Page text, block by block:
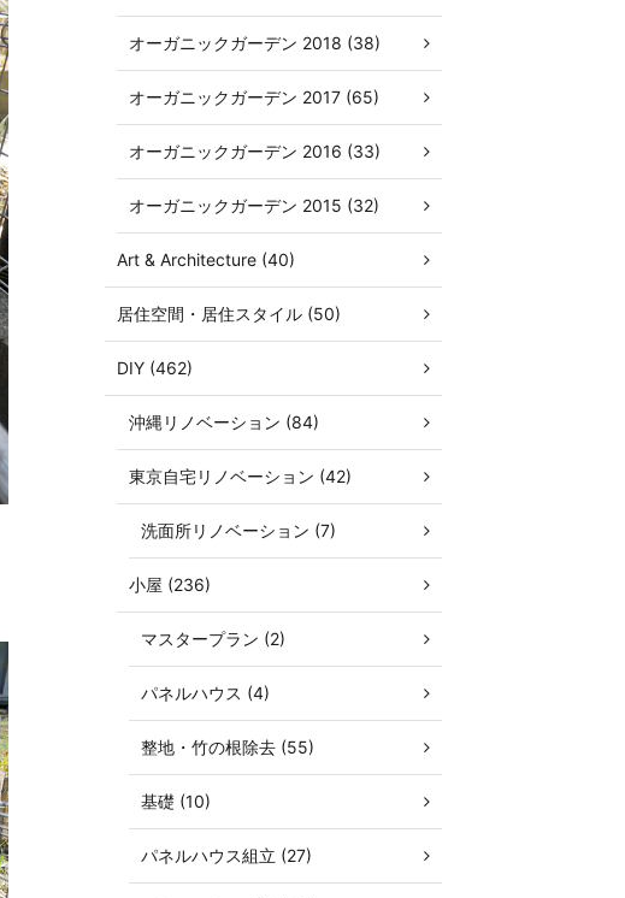
オーガニックガーデン 2018 (38)
オーガニックガーデン 2017 (65)
オーガニックガーデン 2016 (33)
オーガニックガーデン 2015 (32)
Art & Architecture (40)
居住空間・居住スタイル (50)
DIY (462)
沖縄リノベーション (84)
東京自宅リノベーション (42)
洗面所リノベーション (7)
小屋 (236)
マスタープラン (2)
パネルハウス (4)
整地・竹の根除去 (55)
基礎 (10)
パネルハウス組立 (27)